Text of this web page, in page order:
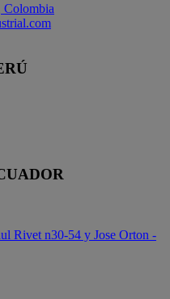
Colombia
Rivet n30-54 y Jose Orton -